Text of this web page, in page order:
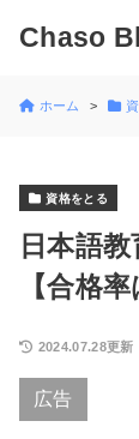
Chaso
ホーム
資格をとる
日本語
【合格
2024.07.28更新
広告